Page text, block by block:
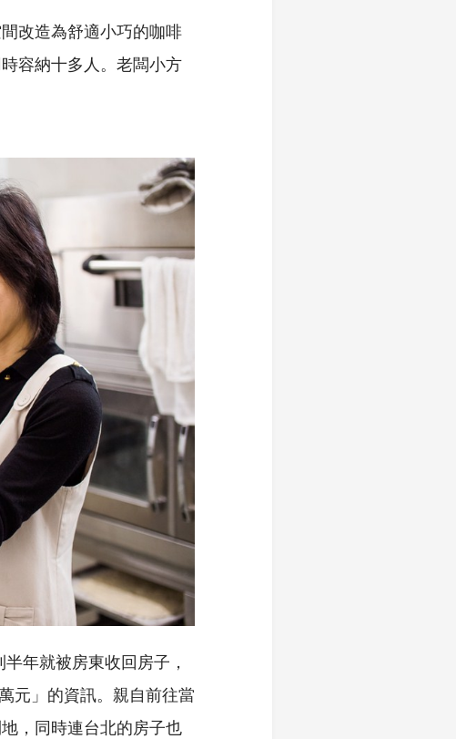
改造為舒適小巧的咖啡
容納十多人。老闆小方
年就被房東收回房子，
元」的資訊。親自前往當
，同時連台北的房子也